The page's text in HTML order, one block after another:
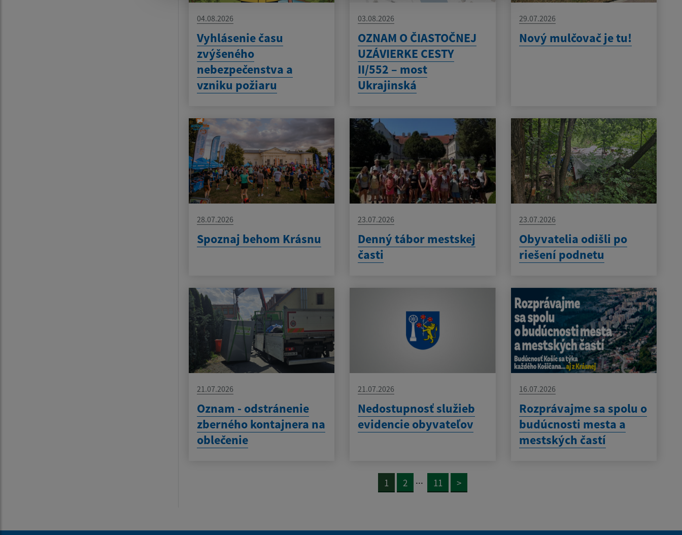
04.08.2026
Vyhlásenie času
zvýšeného
nebezpečenstva a
vzniku požiaru
03.08.2026
OZNAM O ČIASTOČNEJ
UZÁVIERKE CESTY
II/552 – most
Ukrajinská
29.07.2026
Nový mulčovač je tu!
28.07.2026
Spoznaj behom Krásnu
23.07.2026
Denný tábor mestskej
časti
23.07.2026
Obyvatelia odišli po
riešení podnetu
21.07.2026
Oznam - odstránenie
zberného kontajnera na
oblečenie
21.07.2026
Nedostupnosť služieb
evidencie obyvateľov
16.07.2026
Rozprávajme sa spolu o
budúcnosti mesta a
mestských častí
1 2 ... 11 >